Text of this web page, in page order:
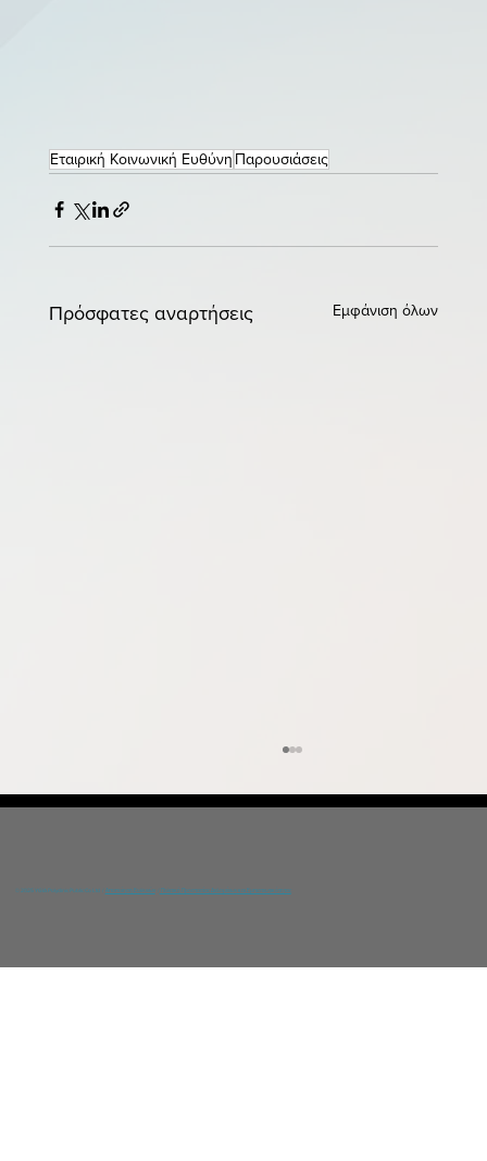
Εταιρική Κοινωνική Ευθύνη Παρουσιάσεις
Πρόσφατες αναρτήσεις Εμφάνιση όλων
© 2025 YGIA Polyclinic Public Co Ltd / Αποποίηση Ευθυνών/ Πολιτική Προστασίας Δεδομένων και Εμπιστευτικότητας